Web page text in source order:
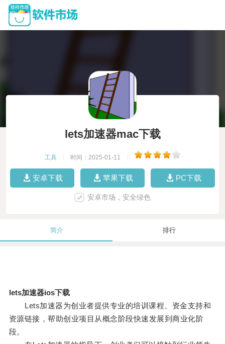
lets加速器mac下载
工具 时间：2025-01-11
安卓下载 苹果下载 PC下载
安卓市场，安全绿色
简介 排行
lets加速器ios下载
Lets加速器为创业者提供专业的培训课程、资金支持和
资源链接，帮助创业项目从概念阶段快速发展到商业化阶
段。